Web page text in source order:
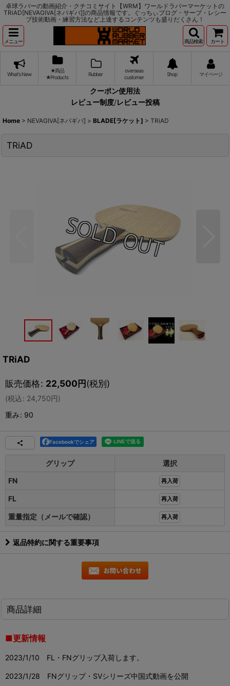
卓球ラバーの動画紹介・クチコミサイト【WRM】ワールドラバーマーケットの
TRiAD[NEVAGIVA[ネバギバ]]の商品情報です。ぐっちぃブログ・サーブ・レシー
ブ技術動画・練習方法など上達するコンテンツも盛りだくさん！
メニュー 商品検索 カート
What's New
★商品
★Products
Rubber
overseas
customer
Shop マイページ
クーポン使用法
レビュー制度/レビュー投稿
Home > NEVAGIVA[ネバギバ] > BLADE[ラケット] > TRiAD
TRiAD
TRiAD
販売価格: 22,500円(税別)
(税込: 24,750円)
重み: 90
Facebookでシェア
グリップ
選択
FN
再入荷
FL 再入荷
重量指定（メールで確認） 再入荷
返品特約に関する重要事項
商品詳細
■更新情報
2023/1/10 FL・FNグリップ入荷します。
2023/1/28 FNグリップ・SVシリーズ中国式動画を公開